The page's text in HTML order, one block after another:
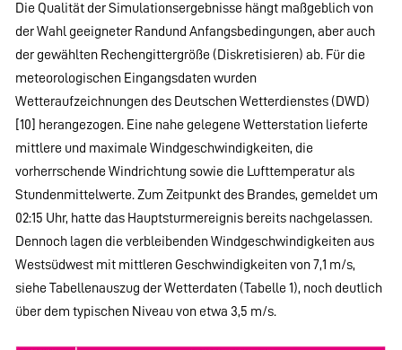
Die Qualität der Simulationsergebnisse hängt maßgeblich von
der Wahl geeigneter Randund Anfangsbedingungen, aber auch
der gewählten Rechengittergröße (Diskretisieren) ab. Für die
meteorologischen Eingangsdaten wurden
Wetteraufzeichnungen des Deutschen Wetterdienstes (DWD)
[10] herangezogen. Eine nahe gelegene Wetterstation lieferte
mittlere und maximale Windgeschwindigkeiten, die
vorherrschende Windrichtung sowie die Lufttemperatur als
Stundenmittelwerte. Zum Zeitpunkt des Brandes, gemeldet um
02:15 Uhr, hatte das Hauptsturmereignis bereits nachgelassen.
Dennoch lagen die verbleibenden Windgeschwindigkeiten aus
Westsüdwest mit mittleren Geschwindigkeiten von 7,1 m/s,
siehe Tabellenauszug der Wetterdaten (Tabelle 1), noch deutlich
über dem typischen Niveau von etwa 3,5 m/s.